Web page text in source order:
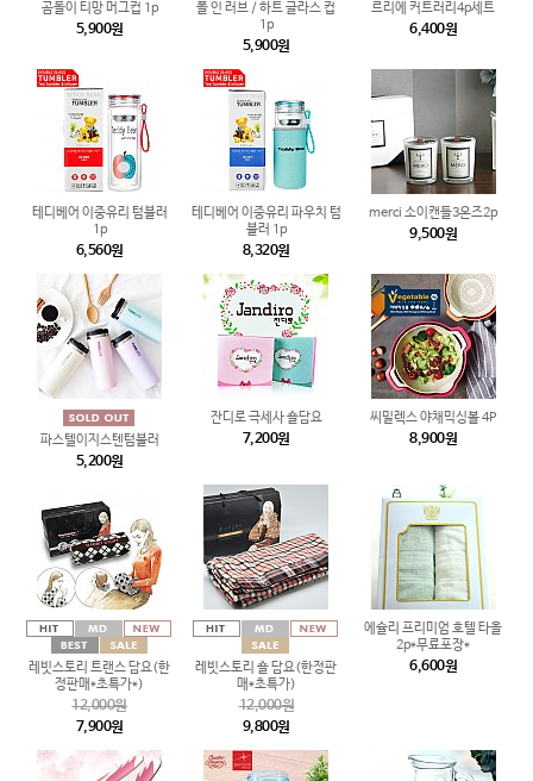
곰돌이 티망 머그컵 1p
5,900원
폴 인 러브 / 하트 글라스 컵
1p
5,900원
르리에 커트러리4p세트
6,400원
테디베어 이중유리 텀블러
1p
6,560원
테디베어 이중유리 파우치 텀
블러 1p
8,320원
merci 소이캔들3온즈2p
9,500원
파스텔이지스텐텀블러
5,200원
잔디로 극세사 숄담요
7,200원
씨밀렉스 야채믹싱볼 4P
8,900원
레빗스토리 트랜스 담요(한
정판매*초특가*)
12,000원
7,900원
레빗스토리 숄 담요(한정판
매*초특가)
12,000원
9,800원
에슐리 프리미엄 호텔 타올
2p*무료포장*
6,600원